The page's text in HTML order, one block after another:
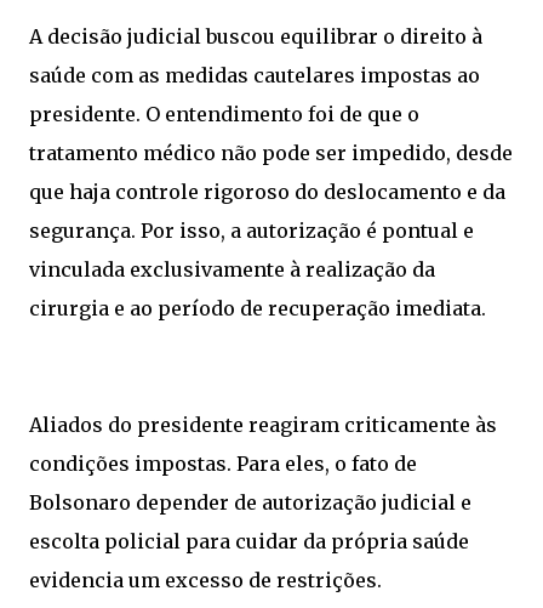
A decisão judicial buscou equilibrar o direito à
saúde com as medidas cautelares impostas ao
presidente. O entendimento foi de que o
tratamento médico não pode ser impedido, desde
que haja controle rigoroso do deslocamento e da
segurança. Por isso, a autorização é pontual e
vinculada exclusivamente à realização da
cirurgia e ao período de recuperação imediata.
Aliados do presidente reagiram criticamente às
condições impostas. Para eles, o fato de
Bolsonaro depender de autorização judicial e
escolta policial para cuidar da própria saúde
evidencia um excesso de restrições.